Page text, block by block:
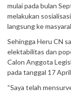
mulai pada bulan
melakukan
langsung ke
Sehingga Heru CN
elektabilitas dan
Calon Anggota
pada tanggal 17
“Saya telah